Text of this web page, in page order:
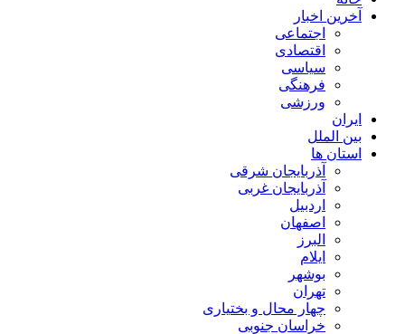
آخرین اخبار
اجتماعی
اقتصادی
سیاسی
فرهنگی
ورزشی
ایران
بین الملل
استان ها
آذربایجان شرقی
آذربایجان غربی
اردبیل
اصفهان
البرز
ایلام
بوشهر
تهران
چهار محال و بختیاری
خراسان جنوبی